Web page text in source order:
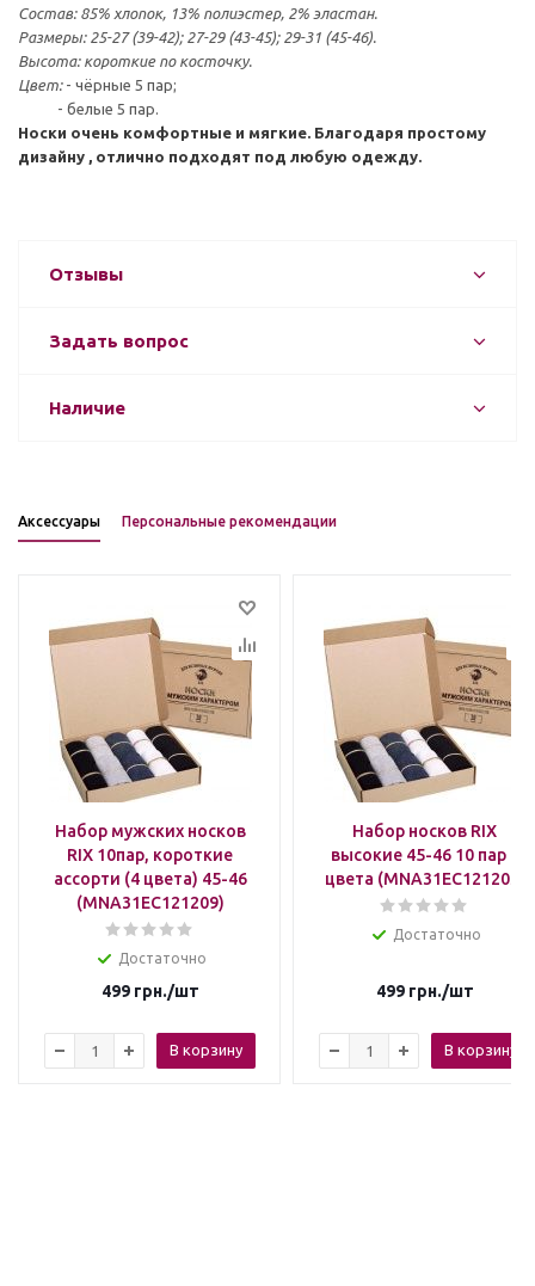
Состав: 85% хлопок, 13% полиэстер, 2% эластан.
Размеры: 25-27 (39-42); 27-29 (43-45); 29-31 (45-46).
Высота: короткие по косточку.
Цвет:- чёрные 5 пар;
- белые 5 пар.
Носки очень комфортные и мягкие. Благодаря простому
дизайну , отлично подходят под любую одежду.
Отзывы
Задать вопрос
Наличие
Аксессуары Персональные рекомендации
Набор мужских носков
RIX 10пар, короткие
ассорти (4 цвета) 45-46
(MNA31EC121209)
Достаточно
499грн./шт
В корзину
Набор носков RIX
высокие 45-46 10 пар 4
цвета (MNA31EC121203)
Достаточно
499грн./шт
В корзину